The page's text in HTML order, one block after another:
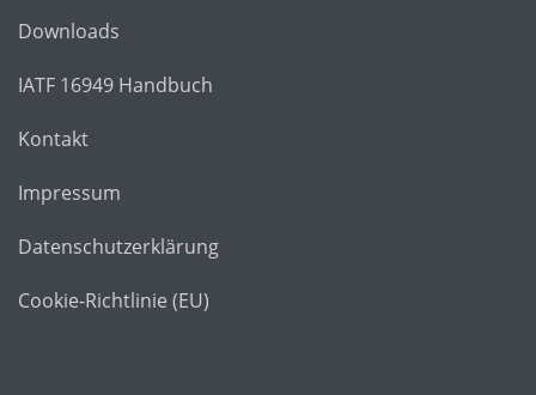
Downloads
IATF 16949 Handbuch
Kontakt
Impressum
Datenschutzerklärung
Cookie-Richtlinie (EU)